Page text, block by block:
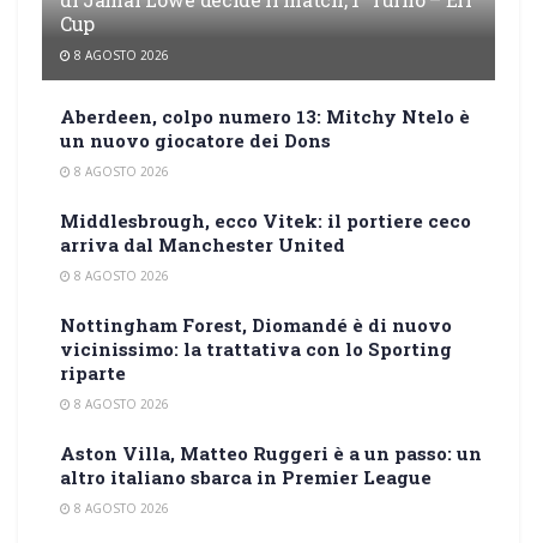
Cup
8 AGOSTO 2026
Aberdeen, colpo numero 13: Mitchy Ntelo è
un nuovo giocatore dei Dons
8 AGOSTO 2026
Middlesbrough, ecco Vitek: il portiere ceco
arriva dal Manchester United
8 AGOSTO 2026
Nottingham Forest, Diomandé è di nuovo
vicinissimo: la trattativa con lo Sporting
riparte
8 AGOSTO 2026
Aston Villa, Matteo Ruggeri è a un passo: un
altro italiano sbarca in Premier League
8 AGOSTO 2026